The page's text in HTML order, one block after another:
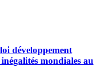
développement
mondiales au